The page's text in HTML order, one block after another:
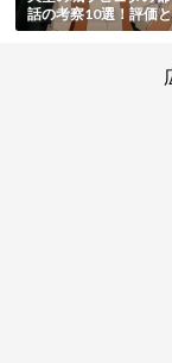
話の考察10選！評価
も総まとめ